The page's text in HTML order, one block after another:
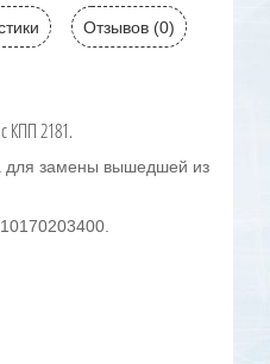
Отзывов (0)
КПП 2181.
для замены вышедшей из